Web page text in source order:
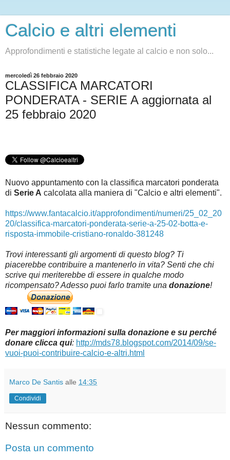
Calcio e altri elementi
Approfondimenti e statistiche legate al calcio e non solo...
mercoledì 26 febbraio 2020
CLASSIFICA MARCATORI
PONDERATA - SERIE A aggiornata al
25 febbraio 2020
Nuovo appuntamento con la classifica marcatori ponderata
di Serie A calcolata alla maniera di "Calcio e altri elementi".
https://www.fantacalcio.it/approfondimenti/numeri/25_02_20
20/classifica-marcatori-ponderata-serie-a-25-02-botta-e-
risposta-immobile-cristiano-ronaldo-381248
Trovi interessanti gli argomenti di questo blog? Ti
piacerebbe contribuire a mantenerlo in vita? Senti che chi
scrive qui meriterebbe di essere in qualche modo
ricompensato? Adesso puoi farlo tramite una donazione!
Per maggiori informazioni sulla donazione e su perché
donare clicca qui: http://mds78.blogspot.com/2014/09/se-
vuoi-puoi-contribuire-calcio-e-altri.html
Marco De Santis alle 14:35
Condividi
Nessun commento:
Posta un commento